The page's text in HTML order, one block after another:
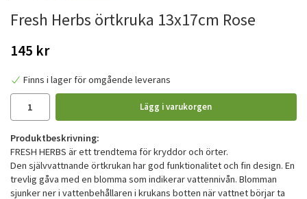
Fresh Herbs örtkruka 13x17cm Rose
145 kr
Finns i lager för omgående leverans
Lägg i varukorgen
Produktbeskrivning:
FRESH HERBS är ett trendtema för kryddor och örter.
Den självvattnande örtkrukan har god funktionalitet och fin design. En
trevlig gåva med en blomma som indikerar vattennivån. Blomman
sjunker ner i vattenbehållaren i krukans botten när vattnet börjar ta